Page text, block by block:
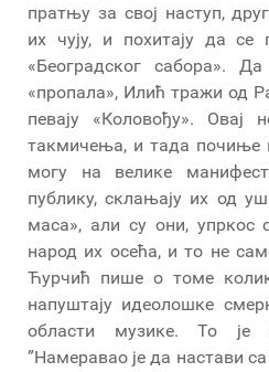
пратњу за свој наступ,
их чују, и похитају да се
«Београдског сабора».
«пропала», Илић тражи од
певају «Коловођу». Овај
такмичења, и тада почиње
могу на велике
публику, склањају их од
маса», али су они, упркос
народ их осећа, и то не
Ћурчић пише о томе
напуштају идеолошке
области музике. То је
”Намеравао је да настави